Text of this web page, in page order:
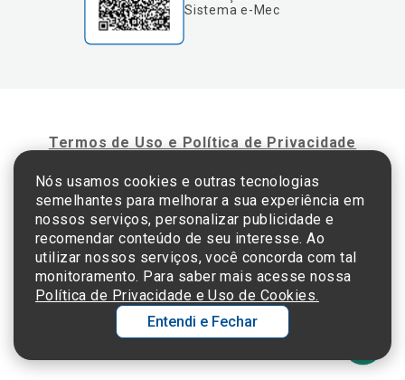
Sistema e-Mec
Termos de Uso e Política de Privacidade
©2025 Einstein Hospital Israelita -TODOS OS DIREITOS RESERVADOS
CNPJ: 60.765.823/0001-30 - Endereço: Av. Albert Einstein, 627 - Morumbi - São
Paulo - SP - 05652-000
Nós usamos cookies e outras tecnologias
semelhantes para melhorar a sua experiência em
nossos serviços, personalizar publicidade e
recomendar conteúdo de seu interesse. Ao
utilizar nossos serviços, você concorda com tal
monitoramento. Para saber mais acesse nossa
Política de Privacidade e Uso de Cookies.
Entendi e Fechar